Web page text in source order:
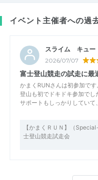
イベント主催者への過
スライム キュー
2026/07/07
富士登山競走の試走に最
かまくRUNさんは初参加で
登山も初でドキドキ参加でし
サポートもしっかりしてい
【かまくＲＵＮ】（
士登山競走試走会